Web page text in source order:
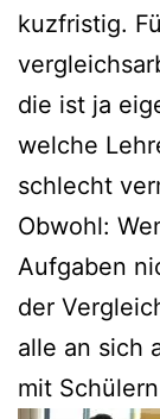
kuzfristig.
die ist ja
welche
schlecht
Obwohl:
Aufgaben
der
alle an sich
mit